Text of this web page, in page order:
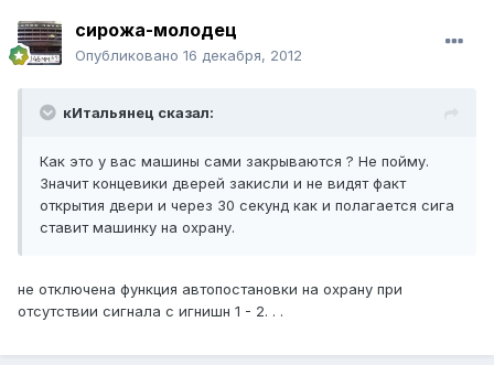
сирожа-молодец
Опубликовано 16 декабря, 2012
кИтальянец сказал:
Как это у вас машины сами закрываются ? Не пойму.
Значит концевики дверей закисли и не видят факт
открытия двери и через 30 секунд как и полагается сига
ставит машинку на охрану.
не отключена функция автопостановки на охрану при
отсутствии сигнала с игнишн 1 - 2. . .